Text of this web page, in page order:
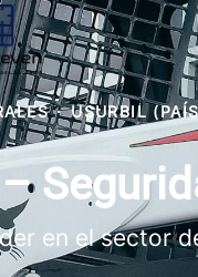
· USURBIL
en el sector